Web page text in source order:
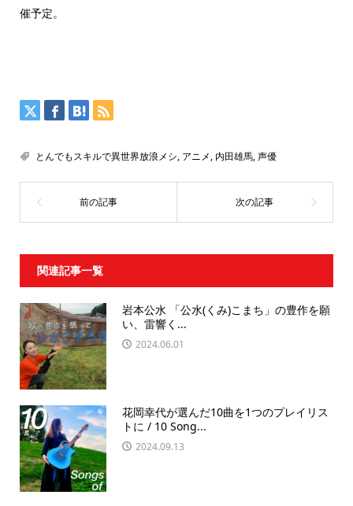
催予定。
とんでもスキルで異世界放浪メシ, アニメ, 内田雄馬,声優
関連記事一覧
岩本公水 「公水(くみ)こまち」の豊作を願
い、雷響く...
2024.06.01
花岡幸代が選んだ10曲を1つのプレイリス
トに / 10 Song...
2024.09.13